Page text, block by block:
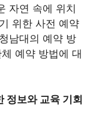
자연 속에 위치
위한 사전 예약
남대의 예약 방
예약 방법에 대
정보와 교육 기회